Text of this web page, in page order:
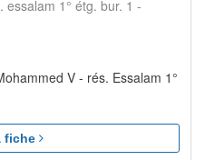
1° étg. bur. 1 -
V - rés. Essalam 1°
fiche